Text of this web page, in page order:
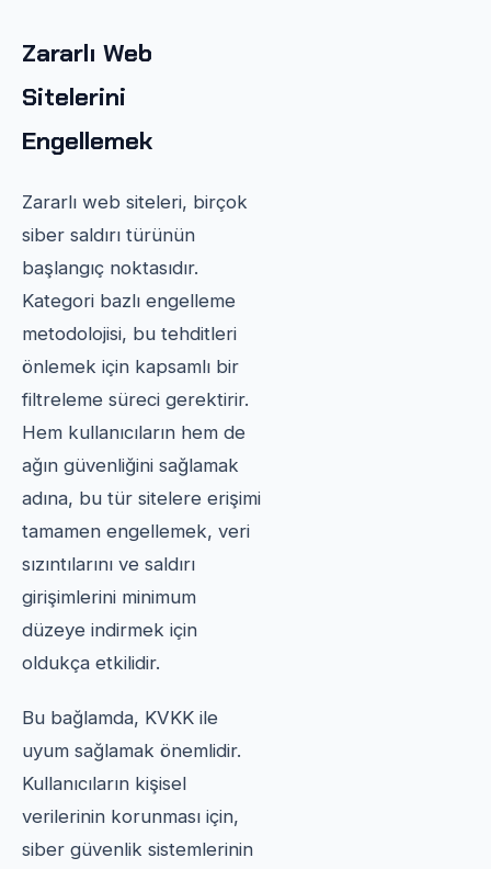
Zararlı Web
Sitelerini
Engellemek
Zararlı web siteleri, birçok
siber saldırı türünün
başlangıç noktasıdır.
Kategori bazlı engelleme
metodolojisi, bu tehditleri
önlemek için kapsamlı bir
filtreleme süreci gerektirir.
Hem kullanıcıların hem de
ağın güvenliğini sağlamak
adına, bu tür sitelere erişimi
tamamen engellemek, veri
sızıntılarını ve saldırı
girişimlerini minimum
düzeye indirmek için
oldukça etkilidir.
Bu bağlamda, KVKK ile
uyum sağlamak önemlidir.
Kullanıcıların kişisel
verilerinin korunması için,
siber güvenlik sistemlerinin